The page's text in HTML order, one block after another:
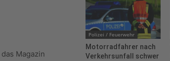
Magazin
Polizei / Feuerwehr
Motorradfahrer nach
Verkehrsunfall schwer